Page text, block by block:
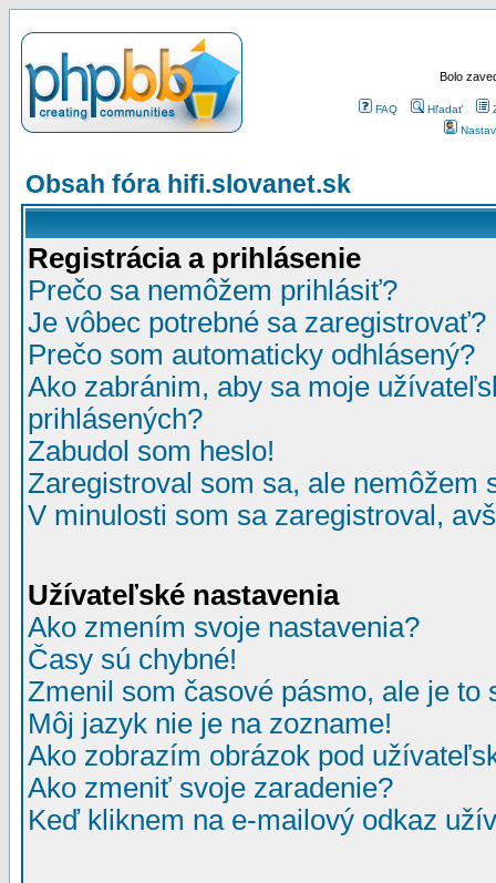
Bolo
FAQ Hľadať
Obsah fóra hifi.slovanet.sk
Registrácia a prihlásenie
Prečo sa nemôžem prihlásiť?
Je vôbec potrebné sa zaregistrovať?
Prečo som automaticky odhlásený?
Ako zabránim, aby sa moje
prihlásených?
Zabudol som heslo!
Zaregistroval som sa, ale nemôžem
V minulosti som sa zaregistroval,
Užívateľské nastavenia
Ako zmením svoje nastavenia?
Časy sú chybné!
Zmenil som časové pásmo, ale je to
Môj jazyk nie je na zozname!
Ako zobrazím obrázok pod
Ako zmeniť svoje zaradenie?
Keď kliknem na e-mailový odkaz